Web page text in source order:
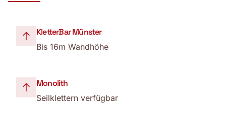
KletterBar Münster
Bis 16m Wandhöhe
Monolith
Seilklettern verfügbar